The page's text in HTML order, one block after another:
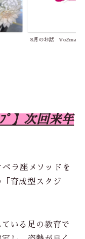
埼玉舞踊コンクール（
ﾟ】次回来年
ラ座メソッドを
育成型スタジ
いる足の教育で